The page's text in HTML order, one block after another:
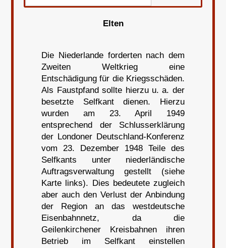
Elten
Die Niederlande forderten nach dem
Zweiten Weltkrieg eine
Entschädigung für die Kriegsschäden.
Als Faustpfand sollte hierzu u. a. der
besetzte Selfkant dienen. Hierzu
wurden am 23. April 1949
entsprechend der Schlusserklärung
der Londoner Deutschland-Konferenz
vom 23. Dezember 1948 Teile des
Selfkants unter niederländische
Auftragsverwaltung gestellt (siehe
Karte links). Dies bedeutete zugleich
aber auch den Verlust der Anbindung
der Region an das westdeutsche
Eisenbahnnetz, da die
Geilenkirchener Kreisbahnen ihren
Betrieb im Selfkant einstellen